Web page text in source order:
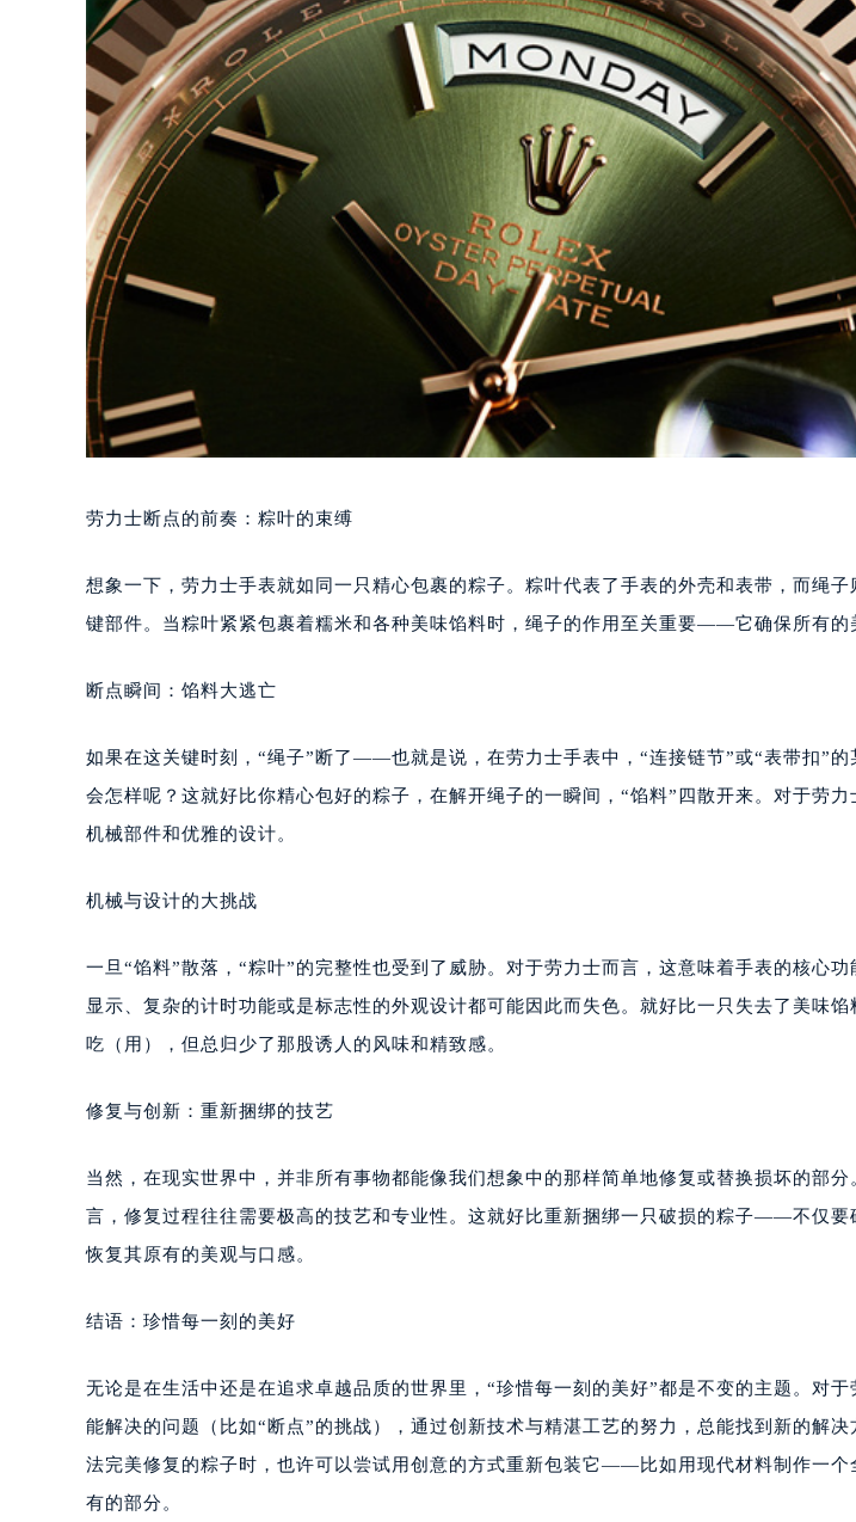
劳力士断点的前奏：粽叶的束缚
想象一下，劳力士手表就如同一只精心包裹的粽子。粽叶代表了手表的外壳和表带，而绳
键部件。当粽叶紧紧包裹着糯米和各种美味馅料时，绳子的作用至关重要——它确保所有的
断点瞬间：馅料大逃亡
如果在这关键时刻，“绳子”断了——也就是说，在劳力士手表中，“连接链节”或“表带扣”
会怎样呢？这就好比你精心包好的粽子，在解开绳子的一瞬间，“馅料”四散开来。对于劳
机械部件和优雅的设计。
机械与设计的大挑战
一旦“馅料”散落，“粽叶”的完整性也受到了威胁。对于劳力士而言，这意味着手表的核心
显示、复杂的计时功能或是标志性的外观设计都可能因此而失色。就好比一只失去了美味
吃（用），但总归少了那股诱人的风味和精致感。
修复与创新：重新捆绑的技艺
当然，在现实世界中，并非所有事物都能像我们想象中的那样简单地修复或替换损坏的部
言，修复过程往往需要极高的技艺和专业性。这就好比重新捆绑一只破损的粽子——不仅要
恢复其原有的美观与口感。
结语：珍惜每一刻的美好
无论是在生活中还是在追求卓越品质的世界里，“珍惜每一刻的美好”都是不变的主题。对
能解决的问题（比如“断点”的挑战），通过创新技术与精湛工艺的努力，总能找到新的解
法完美修复的粽子时，也许可以尝试用创意的方式重新包装它——比如用现代材料制作一个
有的部分。